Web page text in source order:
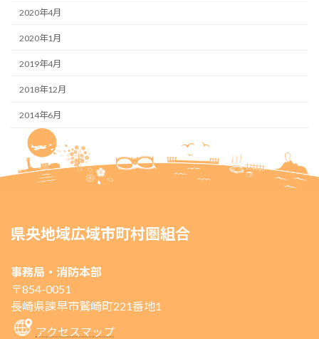
2020年4月
2020年1月
2019年4月
2018年12月
2014年6月
県央地域広域市町村圏組合
事務局・消防本部
〒854-0051
長崎県諫早市鷲崎町221番地1
アクセスマップ